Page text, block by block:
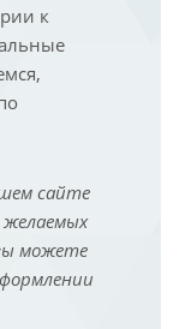
к
сайте
желаемых
можете